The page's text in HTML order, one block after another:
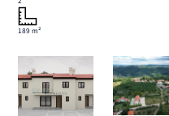
189 m²